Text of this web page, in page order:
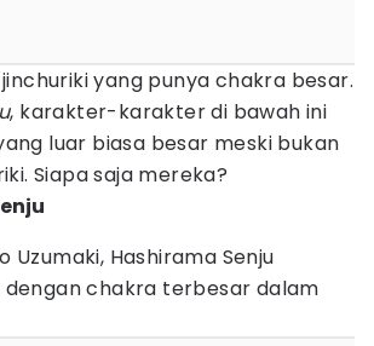
yang punya chakra besar.
, karakter-karakter di bawah ini
luar biasa besar meski bukan
Siapa saja mereka?
Uzumaki, Hashirama Senju
dengan chakra terbesar dalam